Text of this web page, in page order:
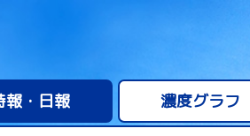
報・日報 濃度グラフ